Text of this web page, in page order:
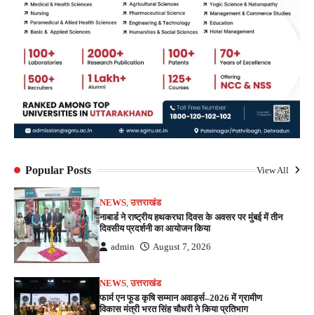
Popular Posts View All
NEWS,उत्तराखंड
नाबार्ड ने राष्ट्रीय हथकरघा दिवस के अवसर पर मुंबई में तीन
दिवसीय प्रदर्शनी का आयोजन किया
admin August 7, 2026
NEWS ,उत्तराखंड
फार्म एन फूड कृषि सम्मान अवार्ड्स–2026 में ग्रामीण
विकास मंत्री भरत सिंह चौधरी ने किया प्रतिभाग